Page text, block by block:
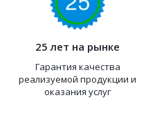
25 лет на рынке
Гарантия качества
реализуемой продукции и
оказания услуг